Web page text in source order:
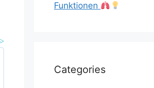
Funktionen
Categories